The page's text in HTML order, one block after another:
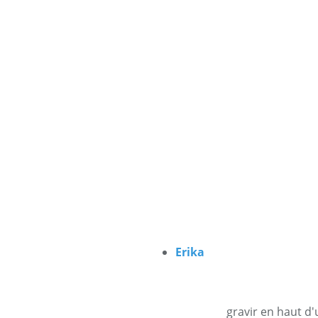
Erika
gravir en haut